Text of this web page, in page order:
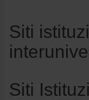
Siti
Siti